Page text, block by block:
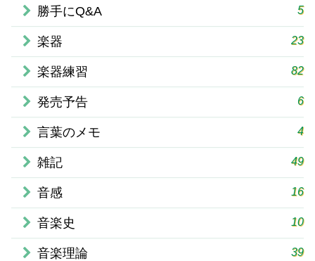
勝手にQ&A 5
楽器 23
楽器練習 82
発売予告 6
言葉のメモ 4
雑記 49
音感 16
音楽史 10
音楽理論 39